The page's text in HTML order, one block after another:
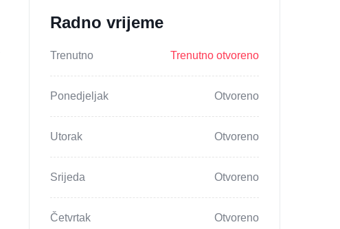
Radno vrijeme
Trenutno Trenutno otvoreno
Ponedjeljak Otvoreno
Utorak Otvoreno
Srijeda Otvoreno
Četvrtak Otvoreno